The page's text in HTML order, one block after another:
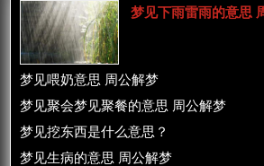
梦见下雨雷雨的意思
梦见喂奶意思 周公解梦
梦见聚会梦见聚餐的意思 周公解梦
梦见挖东西是什么意思？
梦见生病的意思 周公解梦